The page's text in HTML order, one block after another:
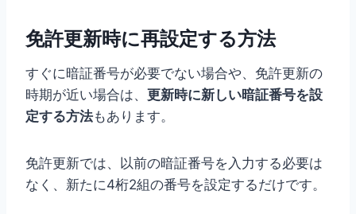
免許更新時に再設定する方法
すぐに暗証番号が必要でない場合や、免許更新の
時期が近い場合は、 更新時に新しい暗証番号を設
定する方法もあります。
免許更新では、以前の暗証番号を入力する必要は
なく、新たに4桁2組の番号を設定するだけです。